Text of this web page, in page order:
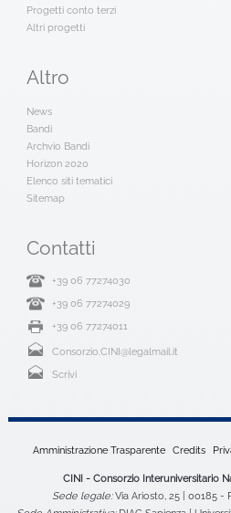
Progetti conto terzi
Altri progetti
Altro
News
Bandi
Archvio Bandi
Horizon 2020
Elenco siti tematici
Sitemap
Contatti
+39 06 77274030
+39 06 77274029
+39 06 77274011
Consorzio.CINI@legalmail.it
Scrivi
Amministrazione Trasparente Credits
CINI - Consorzio Interuniversitario
Sede legale:Via Ariosto, 25 | 00185 -